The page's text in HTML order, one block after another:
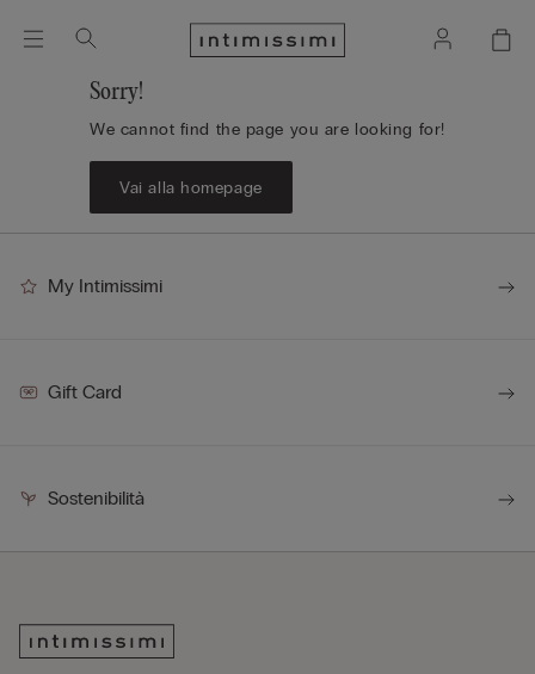
Sorry!
We cannot find the page you are looking for!
Vai alla homepage
My Intimissimi
Gift Card
Sostenibilità